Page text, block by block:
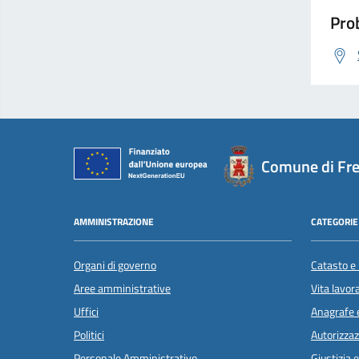
Comune di
AMMINISTRAZIONE
Organi di governo
Aree amministrative
Uffici
Politici
Catasto
Vita
Anagrafe